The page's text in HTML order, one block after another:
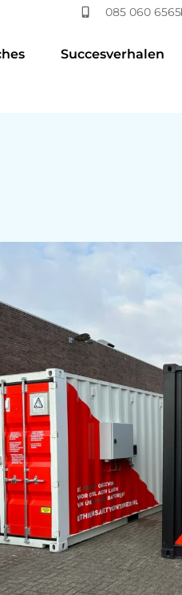
085 060 6565
Succesverhalen